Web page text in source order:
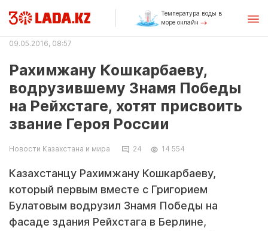
Температура воды в
море онлайн
09.05.2016, 08:57
Рахимжану Кошкарбаеву,
водрузившему Знамя Победы
на Рейхстаге, хотят присвоить
звание Героя России
Новости Казахстана и мира 24 14 554
Казахстанцу Рахимжану Кошкарбаеву,
который первым вместе с Григорием
Булатовым водрузил Знамя Победы на
фасаде здания Рейхстага в Берлине,